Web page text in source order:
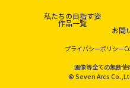
私たちの目指す姿
作品一覧
お問
プライバシーポリシー
画像等全ての無断使
© Seven Arcs